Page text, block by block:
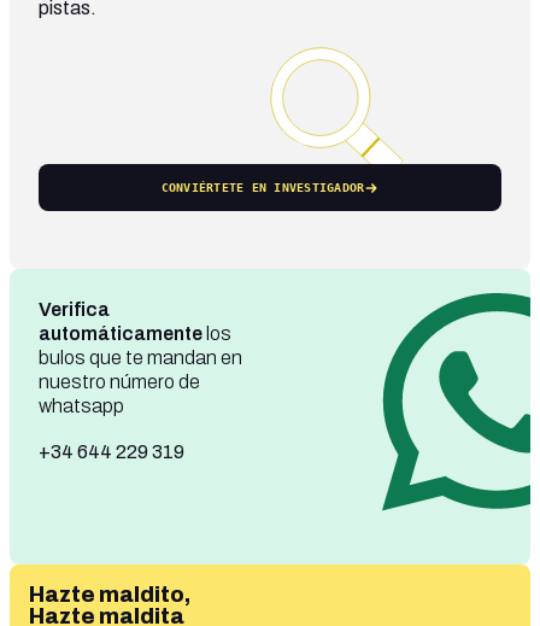
pistas.
CONVIÉRTETE EN INVESTIGADOR
Verifica
automáticamente los
bulos que te mandan en
nuestro número de
whatsapp
+34 644 229 319
Hazte maldito,
Hazte maldita